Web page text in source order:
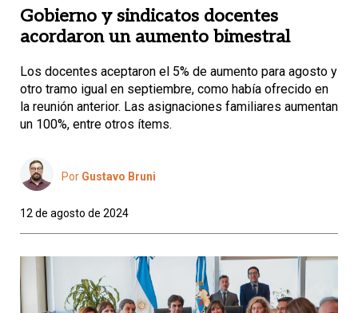
Gobierno y sindicatos docentes
acordaron un aumento bimestral
Los docentes aceptaron el 5% de aumento para agosto y
otro tramo igual en septiembre, como había ofrecido en
la reunión anterior. Las asignaciones familiares aumentan
un 100%, entre otros ítems.
Por Gustavo Bruni
12 de agosto de 2024